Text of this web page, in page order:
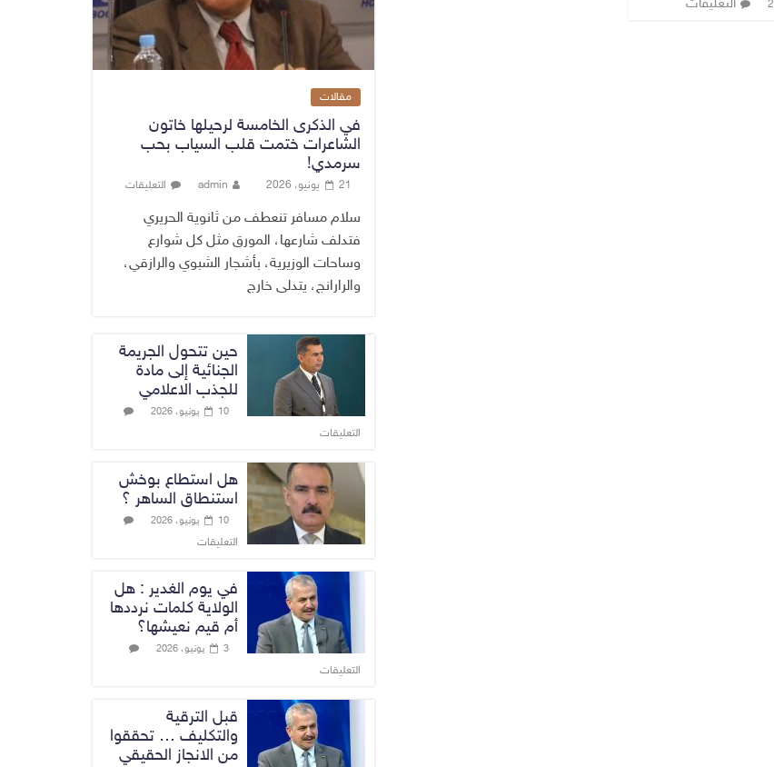
التعليقات
مقالات
في الذكرى الخامسة لرحيلها خاتون
الشاعرات ختمت قلب السياب بحب
سرمدي!
21 يونيو، 2026 admin التعليقات
سلام مسافر تنعطف من ثانوية الحريري
فتدلف شارعها، المورق مثل كل شوارع
وساحات الوزيرية، بأشجار الشبوي والرازقي،
والرارانج، يتدلى خارج
حين تتحول الجريمة
الجنائية إلى مادة
للجذب الاعلامي
10 يونيو، 2026
التعليقات
هل استطاع بوخش
استنطاق الساهر ؟
10 يونيو، 2026
التعليقات
في يوم الغدير : هل
الولاية كلمات نرددها
أم قيم نعيشها؟
3 يونيو، 2026
التعليقات
قبل الترقية
والتكليف … تحققوا
من الانجاز الحقيقي